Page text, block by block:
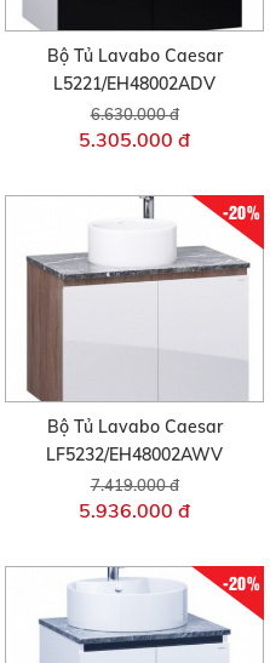
Bộ Tủ Lavabo Caesar
L5221/EH48002ADV
6.630.000 đ
5.305.000 đ
-20%
Bộ Tủ Lavabo Caesar
LF5232/EH48002AWV
7.419.000 đ
5.936.000 đ
-20%